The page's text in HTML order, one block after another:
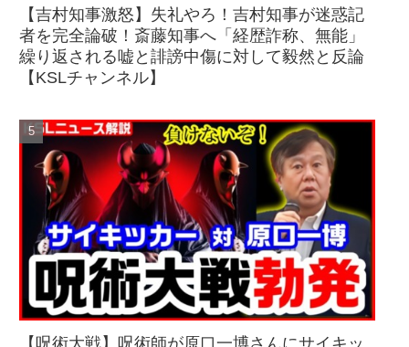
【吉村知事激怒】失礼やろ！吉村知事が迷惑記
者を完全論破！斎藤知事へ「経歴詐称、無能」
繰り返される嘘と誹謗中傷に対して毅然と反論
【KSLチャンネル】
【呪術大戦】呪術師が原口一博さんにサイキッ